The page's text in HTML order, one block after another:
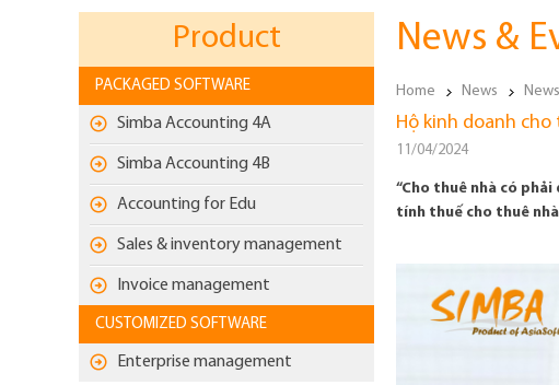
Product
PACKAGED SOFTWARE
Simba Accounting 4A
Simba Accounting 4B
Accounting for Edu
Sales & inventory management
Invoice management
CUSTOMIZED SOFTWARE
Enterprise management
News &
Home News
Hộ kinh doanh
11/04/2024
“Cho thuê nhà có
tính thuế cho thuê